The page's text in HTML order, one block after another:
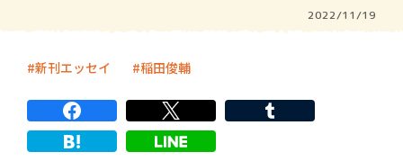
2022/11/19
新刊エッセイ 稲田俊輔